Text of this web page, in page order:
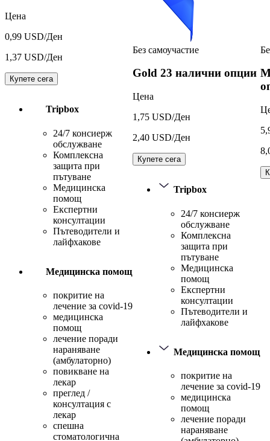
Цена
0,99 USD/Ден
1,37 USD/Ден
Купете сега
Tripbox
24/7 консиерж
обслужване
Комплексна
защита при
пътуване
Медицинска
помощ
Експертни
консултации
Пътеводители и
лайфхакове
Медицинска помощ
покритие на
лечение за covid-19
медицинска
помощ
лечение поради
нараняване
(амбулаторно)
повикване на
лекар
преглед /
консултация с
лекар
спешна
стоматологична
Без самоучастие
Gold 23 налични опции
Цена
1,75 USD/Ден
2,40 USD/Ден
Купете сега
Tripbox
24/7 консиерж
обслужване
Комплексна
защита при
пътуване
Медицинска
помощ
Експертни
консултации
Пътеводители и
лайфхакове
Медицинска помощ
покритие на
лечение за covid-19
медицинска
помощ
лечение поради
нараняване